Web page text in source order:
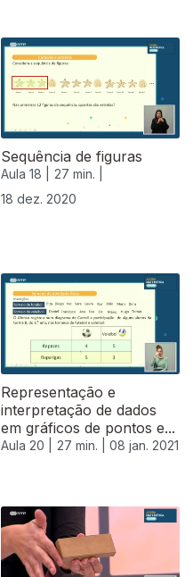
Sequência de figuras
Aula 18 |
27 min. |
18 dez. 2020
Representação e
interpretação de dados
em gráficos de pontos e...
Aula 20 | 27 min. | 08 jan. 2021